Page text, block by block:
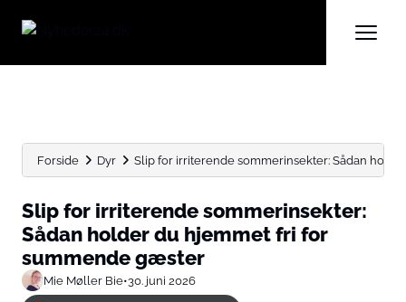
Forside Dyr Slip for irriterende sommerinsekter: Sådan
Slip for irriterende sommerinsekter:
Sådan holder du hjemmet fri for
summende gæster
Mie Møller Bie•30. juni 2026